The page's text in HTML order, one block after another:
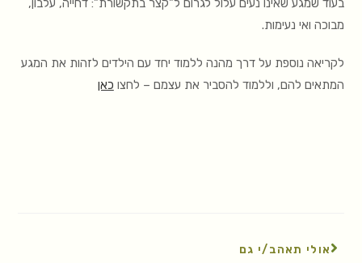
בעוד שמגע שאינו נעים עלול לגרום ל"קצר בתקשורת": דחייה, עלבון,
מבוכה ואי נעימות.
לקריאה נוספת על דרך מהנה ללמוד יחד עם הילדים לזהות את המגע
המתאים להם, וללמוד להסביר את עצמם – לחצו כאן
אולי תאהב/י גם